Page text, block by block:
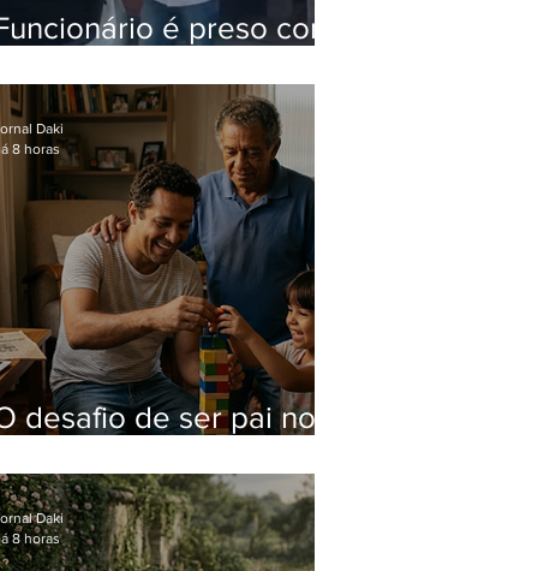
é preso com
Hospital do Andaraí
desafio de ser pai no
Daki
8 horas
Daki
8 horas